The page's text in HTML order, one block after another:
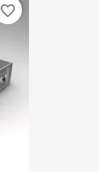
favorite_border